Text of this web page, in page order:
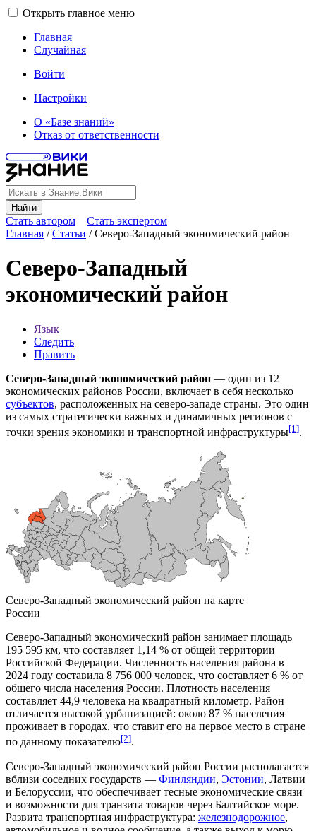
Открыть главное меню
Главная
Случайная
Войти
Настройки
О «Базе знаний»
Отказ от ответственности
Найти
Стать автором
Стать экспертом
Главная /Статьи /Северо-Западный экономический район
Северо-Западный
экономический район
Язык
Следить
Править
Северо-Западный экономический район — один из 12
экономических районов России, включает в себя несколько
субъектов, расположенных на северо-западе страны. Это один
из самых стратегически важных и динамичных регионов с
точки зрения экономики и транспортной инфраструктуры[1].
Северо-Западный экономический район на карте
России
Северо-Западный экономический район занимает площадь
195 595 км, что составляет 1,14 % от общей территории
Российской Федерации. Численность населения района в
2024 году составила 8 756 000 человек, что составляет 6 % от
общего числа населения России. Плотность населения
составляет 44,9 человека на квадратный километр. Район
отличается высокой урбанизацией: около 87 % населения
проживает в городах, что ставит его на первое место в стране
по данному показателю[2].
Северо-Западный экономический район России располагается
вблизи соседних государств — Финляндии, Эстонии, Латвии
и Белоруссии, что обеспечивает тесные экономические связи
и возможности для транзита товаров через Балтийское море.
Развита транспортная инфраструктура: железнодорожное,